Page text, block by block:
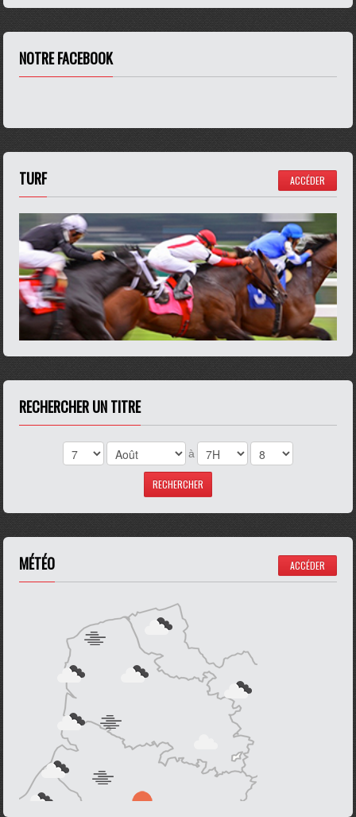
NOTRE FACEBOOK
TURF ACCÉDER
RECHERCHER UN TITRE
à
MÉTÉO ACCÉDER